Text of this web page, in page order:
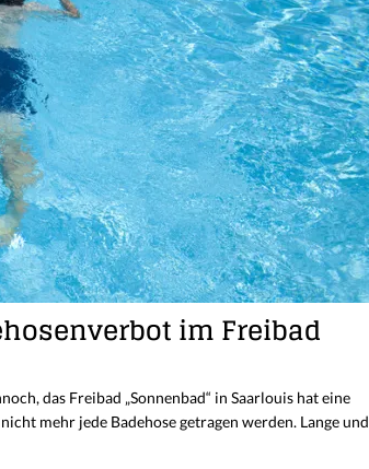
im Freibad
das Freibad „Sonnenbad“ in Saarlouis hat eine
mehr jede Badehose getragen werden. Lange und